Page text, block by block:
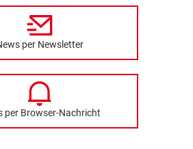
per Newsletter
per Browser-Nachricht